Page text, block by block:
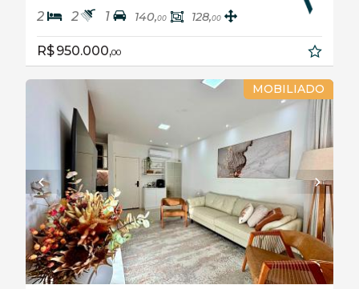
2 2 1 140,00 128,00
R$ 950.000,00
MOBILIADO